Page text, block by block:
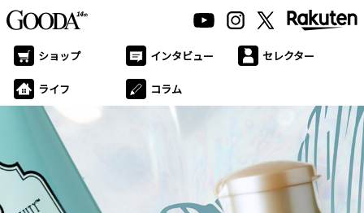
ショップ インタビュー セレクター
ライフ コラム